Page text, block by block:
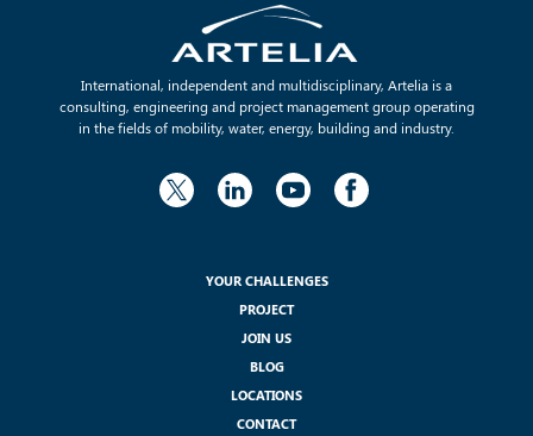
International, independent and multidisciplinary, Artelia is a
consulting, engineering and project management group operating
in the fields of mobility, water, energy, building and industry.
YOUR CHALLENGES
PROJECT
JOIN US
BLOG
LOCATIONS
CONTACT